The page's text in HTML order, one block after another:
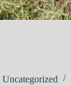
Uncategorized